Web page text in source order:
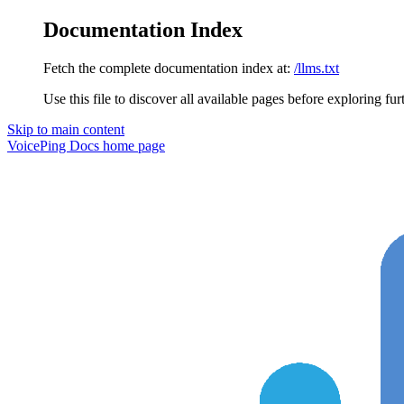
Documentation Index
Fetch the complete documentation index at: /llms.txt
Use this file to discover all available pages before exploring
Skip to main content
VoicePing Docs home page